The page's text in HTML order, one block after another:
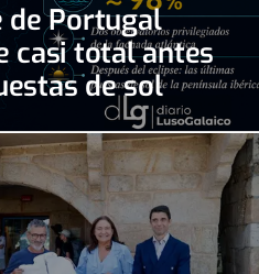
de Portugal
casi total antes
de sol